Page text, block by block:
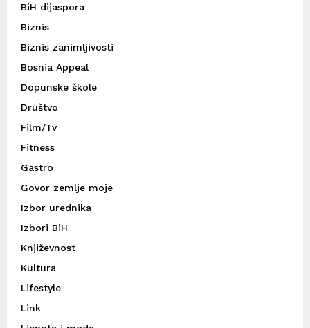
BiH dijaspora
Biznis
Biznis zanimljivosti
Bosnia Appeal
Dopunske škole
Društvo
Film/Tv
Fitness
Gastro
Govor zemlje moje
Izbor urednika
Izbori BiH
Književnost
Kultura
Lifestyle
Link